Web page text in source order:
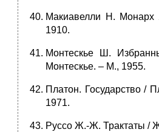
Макиавелли Н.
1910.
Монтескье Ш.
Монтескье. – М., 1955.
Платон. Государство /
1971.
Руссо Ж.-Ж. Трактаты /